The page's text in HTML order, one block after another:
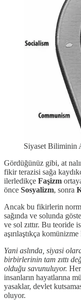
Siyaset Biliminin
Gördüğünüz gibi, at
fikir terazisi sağa
ilerledikçe Faşizm
önce Sosyalizm, sonra
Ancak bu fikirlerin
sağında ve solunda
ve sol zıttır. Bu teoride
aşırılaştıkça
Yani aslında, siyasi
birbirlerinin tam zıttı
olduğu savunuluyor.
insanların hayatlarına
yasaklar, devlet
oluyor.